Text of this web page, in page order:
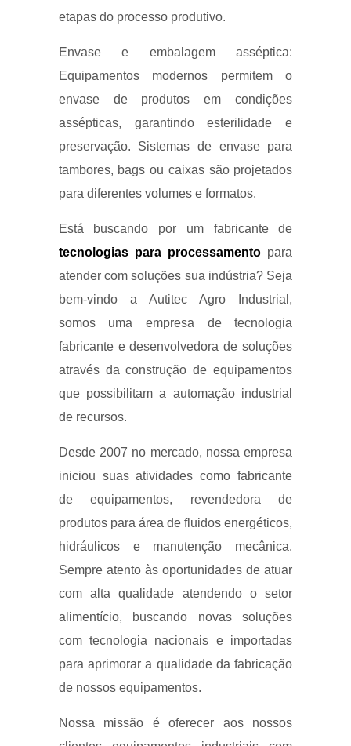
etapas do processo produtivo.
Envase e embalagem asséptica:
Equipamentos modernos permitem o
envase de produtos em condições
assépticas, garantindo esterilidade e
preservação. Sistemas de envase para
tambores, bags ou caixas são projetados
para diferentes volumes e formatos.
Está buscando por um fabricante de
tecnologias para processamento para
atender com soluções sua indústria? Seja
bem-vindo a Autitec Agro Industrial,
somos uma empresa de tecnologia
fabricante e desenvolvedora de soluções
através da construção de equipamentos
que possibilitam a automação industrial
de recursos.
Desde 2007 no mercado, nossa empresa
iniciou suas atividades como fabricante
de equipamentos, revendedora de
produtos para área de fluidos energéticos,
hidráulicos e manutenção mecânica.
Sempre atento às oportunidades de atuar
com alta qualidade atendendo o setor
alimentício, buscando novas soluções
com tecnologia nacionais e importadas
para aprimorar a qualidade da fabricação
de nossos equipamentos.
Nossa missão é oferecer aos nossos